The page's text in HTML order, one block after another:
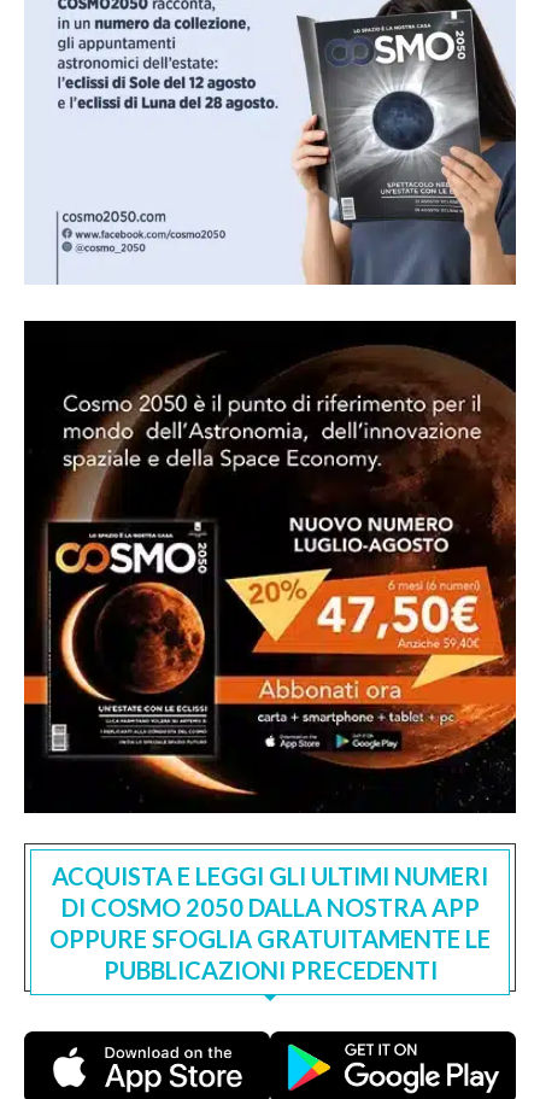
ACQUISTA E LEGGI GLI ULTIMI NUMERI
DI COSMO 2050 DALLA NOSTRA APP
OPPURE SFOGLIA GRATUITAMENTE LE
PUBBLICAZIONI PRECEDENTI